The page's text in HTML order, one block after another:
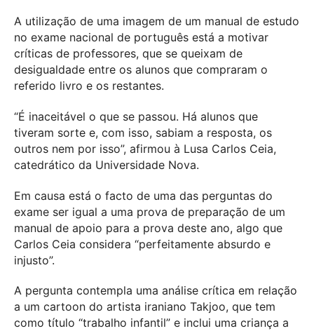
A utilização de uma imagem de um manual de estudo
no exame nacional de português está a motivar
críticas de professores, que se queixam de
desigualdade entre os alunos que compraram o
referido livro e os restantes.
“É inaceitável o que se passou. Há alunos que
tiveram sorte e, com isso, sabiam a resposta, os
outros nem por isso”, afirmou à Lusa Carlos Ceia,
catedrático da Universidade Nova.
Em causa está o facto de uma das perguntas do
exame ser igual a uma prova de preparação de um
manual de apoio para a prova deste ano, algo que
Carlos Ceia considera “perfeitamente absurdo e
injusto”.
A pergunta contempla uma análise crítica em relação
a um cartoon do artista iraniano Takjoo, que tem
como título “trabalho infantil” e inclui uma criança a